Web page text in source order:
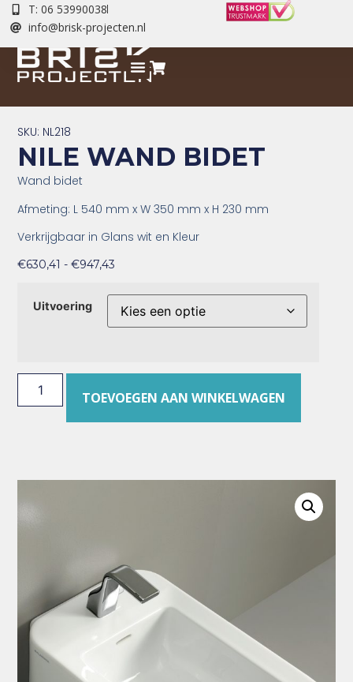
T: 06 53990038
info@brisk-projecten.nl
SKU: NL218
NILE WAND BIDET
Wand bidet
Afmeting: L 540 mm x W 350 mm x H 230 mm
Verkrijgbaar in Glans wit en Kleur
€630,41 - €947,43
Uitvoering
TOEVOEGEN AAN WINKELWAGEN